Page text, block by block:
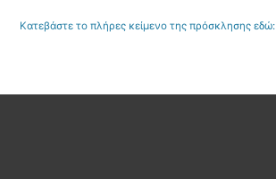
Κατεβάστε το πλήρες κείμενο της πρόσκλησης εδώ: